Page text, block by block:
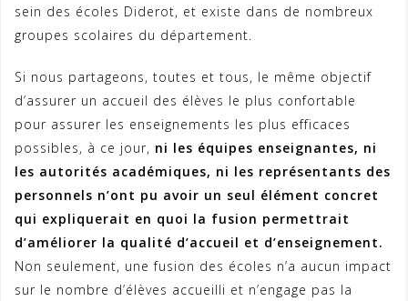
sein des écoles Diderot, et existe dans de nombreux
groupes scolaires du département.
Si nous partageons, toutes et tous, le même objectif
d’assurer un accueil des élèves le plus confortable
pour assurer les enseignements les plus efficaces
possibles, à ce jour, ni les équipes enseignantes, ni
les autorités académiques, ni les représentants des
personnels n’ont pu avoir un seul élément concret
qui expliquerait en quoi la fusion permettrait
d’améliorer la qualité d’accueil et d’enseignement.
Non seulement, une fusion des écoles n’a aucun impact
sur le nombre d’élèves accueilli et n’engage pas la